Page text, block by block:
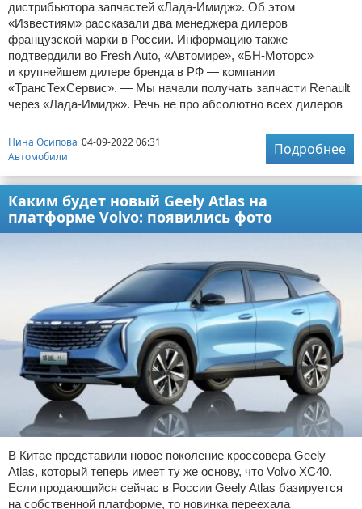
дистрибьютора запчастей «Лада-Имидж». Об этом
«Известиям» рассказали два менеджера дилеров
французской марки в России. Информацию также
подтвердили во Fresh Auto, «Автомире», «БН-Моторс»
и крупнейшем дилере бренда в РФ — компании
«ТрансТехСервис». — Мы начали получать запчасти Renault
через «Лада-Имидж». Речь не про абсолютно всех дилеров
Нина Осипова 04-09-2022 06:31
Автомобили
Подробнее
Каким будет новый Geely Atlas на
платформе Volvo: появились фото
В Китае представили новое поколение кроссовера Geely
Atlas, который теперь имеет ту же основу, что Volvo XC40.
Если продающийся сейчас в России Geely Atlas базируется
на собственной платформе, то новинка переехала